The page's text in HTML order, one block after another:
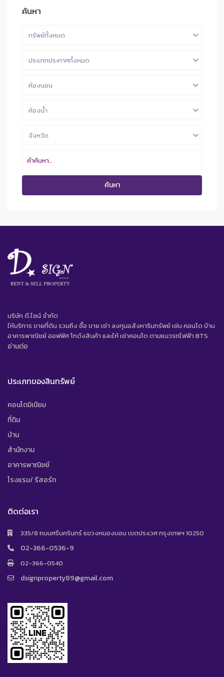
ค้นหา
ทรัพย์ทั้งหมด
ประเภทประกาศทั้งหมด
ห้องนอน
ห้องน้ำ
จังหวัด
ค้นหา
บริษัท ดี.ไซน์ จํากัด
ให้บริการ ขายที่ดิน รวมถึง ซื้อ ขาย เช่า ลงทุนอสังหาริมทรัพย์ เช่น คอนโด บ้าน
อาคารพาณิชย์ ออฟฟิศ โกดังสินค้า และให้ เช่าคอนโด ตามแนวรถไฟฟ้า BTS
อ่านต่อ
ประเภทของสินทรัพย์
คอนโดมิเนียม
ที่ดิน
บ้าน
สำนักงาน
อาคารพาณิชย์
โรงแรม/ รีสอร์ท
ติดต่อเรา
335/8 ถนนศรีนครินทร์ แขวงหนองบอน เขตประเวศ กรุงเทพฯ 10250
02-366-0536-9
02-366-0540
dsignproperty89@gmail.com